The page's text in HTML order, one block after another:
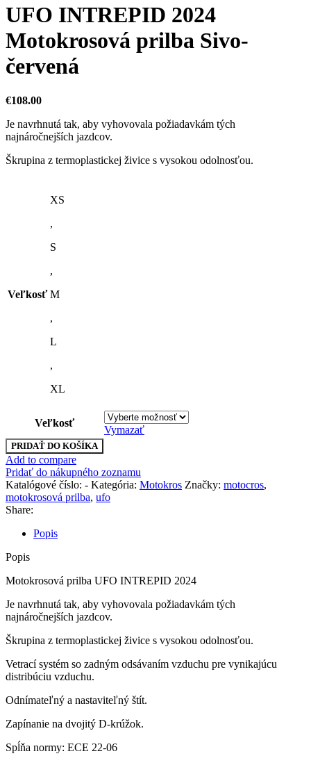
UFO INTREPID 2024
Motokrosová prilba Sivo-
červená
€108.00
Je navrhnutá tak, aby vyhovovala požiadavkám tých
najnáročnejších jazdcov.
Škrupina z termoplastickej živice s vysokou odolnosťou.
Veľkosť
XS
,
S
,
M
,
L
,
XL
Veľkosť
Vymazať
PRIDAŤ DO KOŠÍKA
Add to compare
Pridať do nákupného zoznamu
Katalógové číslo: - Kategória: Motokros Značky: motocros,
motokrosová prilba, ufo
Share:
Popis
Popis
Motokrosová prilba UFO INTREPID 2024
Je navrhnutá tak, aby vyhovovala požiadavkám tých
najnáročnejších jazdcov.
Škrupina z termoplastickej živice s vysokou odolnosťou.
Vetrací systém so zadným odsávaním vzduchu pre vynikajúcu
distribúciu vzduchu.
Odnímateľný a nastaviteľný štít.
Zapínanie na dvojitý D-krúžok.
Spĺňa normy: ECE 22-06